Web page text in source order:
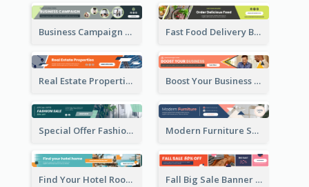
Business Campaign Banner Ad Fast Food Delivery Banner Ad
Real Estate Properties Banner Ad Boost Your Business Banner Ad
Special Offer Fashion Sale Banner Ad Modern Furniture Shopping Sale Banner Ad
Find Your Hotel Room Banner Ad Fall Big Sale Banner Ad